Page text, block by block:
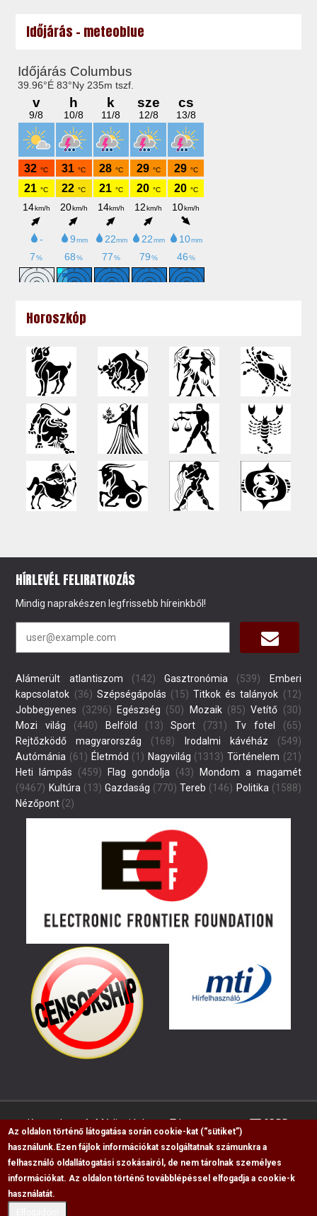
Időjárás - meteoblue
Horoszkóp
HÍRLEVÉL FELIRATKOZÁS
Mindig naprakészen legfrissebb híreinkből!
Alámerült atlantiszom (142) Gasztronómia (539)
Emberi
kapcsolatok (36) Szépségápolás (15) Titkok és talányok (12)
Jobbegyenes (3296) Egészség (50) Mozaik(85) Vetítő (30)
Mozi világ (440) Belföld (13) Sport (731) Tv fotel
(65)
Rejtőzködő magyarország (168) Irodalmi kávéház (549)
Autómánia (61) Életmód (1) Nagyvilág (1313) Történelem (21)
Heti lámpás (459) Flag gondolja (43)
Mondom a magamét
(9467) Kultúra (13) Gazdaság (770) Tereb (146) Politika (1588)
Nézőpont (2)
Kapcsolat Médiaajánlat Impresszum GDPR
RSS
Copyright © 2009-2026, Flag Polgári Magazin saját
Az oldalon történő látogatása során cookie-kat (“sütiket”)
használunk. Ezen fájlok információkat szolgáltatnak számunkra a
felhasználó oldallátogatási szokásairól, de nem tárolnak személyes
információkat. Az oldalon történő továbblépéssel elfogadja a cookie-k
használatát.